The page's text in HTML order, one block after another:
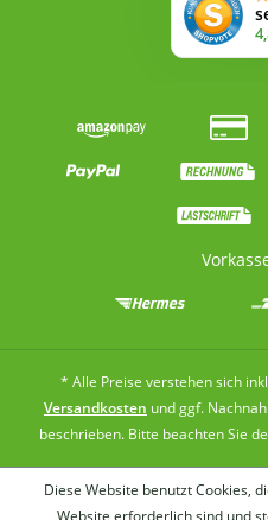
* Alle Preise verstehen sich
Versandkosten und ggf.
beschrieben. Bitte beachten Sie
Diese Website benutzt Cookies,
Website erforderlich sind und